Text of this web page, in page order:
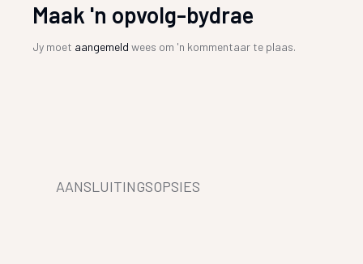
Maak 'n opvolg-bydrae
Jy moet aangemeld wees om 'n kommentaar te plaas.
AANSLUITINGSOPSIES